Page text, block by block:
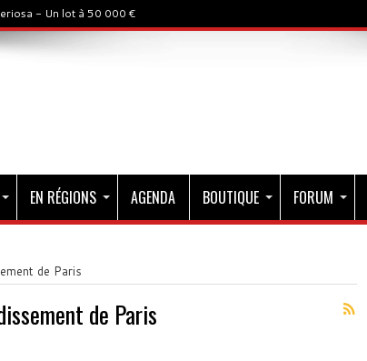
- Un lot à 50 000 €
EN RÉGIONS AGENDA BOUTIQUE FORUM
de Paris
de Paris